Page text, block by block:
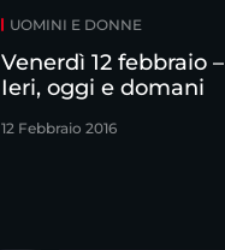
UOMINI E DONNE
Venerdì 12 febbraio –
Ieri, oggi e domani
12 Febbraio 2016